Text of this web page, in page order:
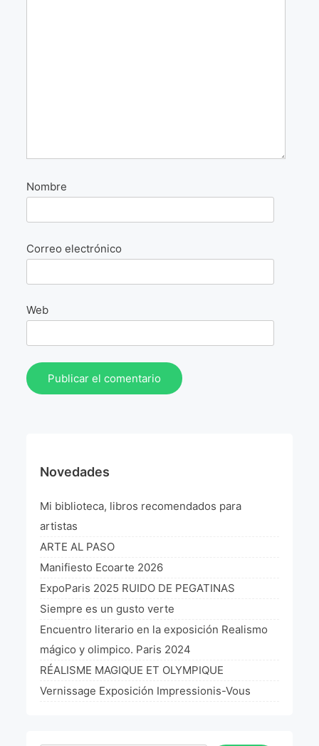
Nombre
Correo electrónico
Web
Novedades
Mi biblioteca, libros recomendados para
artistas
ARTE AL PASO
Manifiesto Ecoarte 2026
ExpoParis 2025 RUIDO DE PEGATINAS
Siempre es un gusto verte
Encuentro literario en la exposición Realismo
mágico y olimpico. Paris 2024
RÉALISME MAGIQUE ET OLYMPIQUE
Vernissage Exposición Impressionis-Vous